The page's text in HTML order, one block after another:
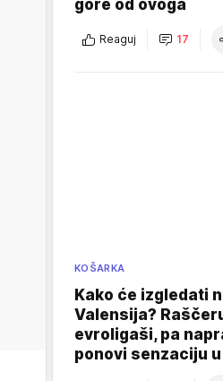
gore od ovoga
Reaguj 17
KOŠARKA
Kako će izgledati
Valensija?
evroligaši, pa
ponovi senzaciju